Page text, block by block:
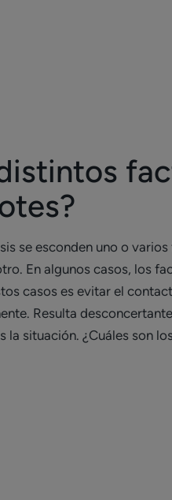
se esconden uno o
En algunos casos, los
casos es evitar el
Resulta
situación. ¿Cuáles son